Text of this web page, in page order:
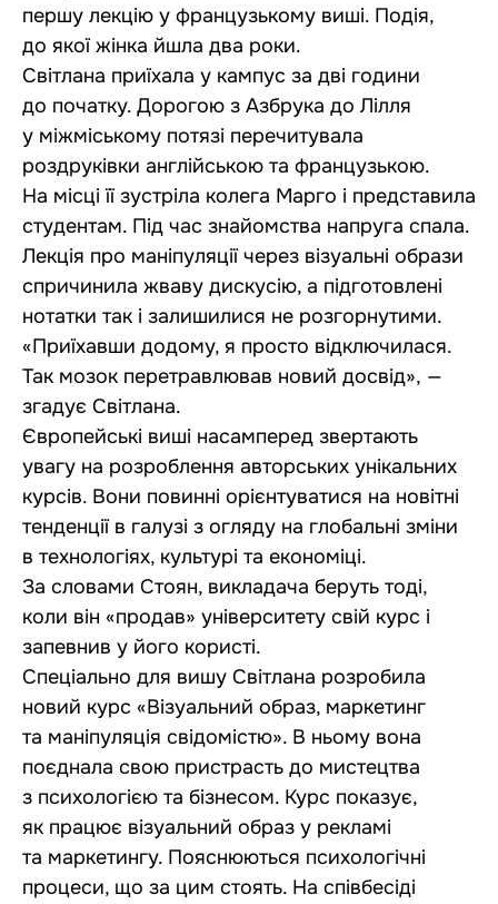
першу лекцію у французькому виші. Подія,
до якої жінка йшла два роки.
Світлана приїхала у кампус за дві години
до початку. Дорогою з Азбрука до Лілля
у міжміському потязі перечитувала
роздруківки англійською та французькою.
На місці її зустріла колега Марго і представила
студентам. Під час знайомства напруга спала.
Лекція про маніпуляції через візуальні образи
спричинила жваву дискусію, а підготовлені
нотатки так і залишилися не розгорнутими.
«Приїхавши додому, я просто відключилася.
Так мозок перетравлював новий досвід», —
згадує Світлана.
Європейські виші насамперед звертають
увагу на розроблення авторських унікальних
курсів. Вони повинні орієнтуватися на новітні
тенденції в галузі з огляду на глобальні зміни
в технологіях, культурі та економіці.
За словами Стоян, викладача беруть тоді,
коли він «продав» університету свій курс і
запевнив у його користі.
Спеціально для вишу Світлана розробила
новий курс «Візуальний образ, маркетинг
та маніпуляція свідомістю». В ньому вона
поєднала свою пристрасть до мистецтва
з психологією та бізнесом. Курс показує,
як працює візуальний образ у рекламі
та маркетингу. Пояснюються психологічні
процеси, що за цим стоять. На співбесіді